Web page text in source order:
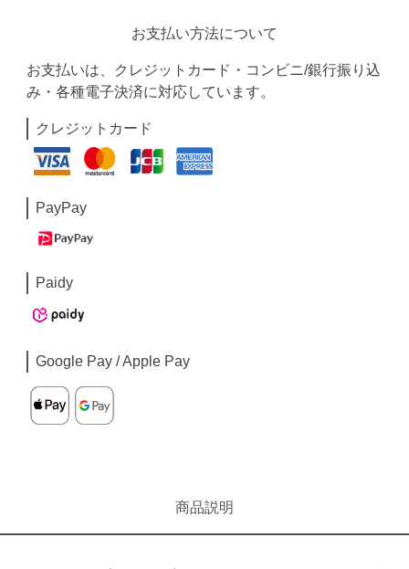
お支払い方法について
お支払いは、クレジットカード・コンビニ/銀行振り込
み・各種電子決済に対応しています。
クレジットカード
PayPay
Paidy
Google Pay / Apple Pay
商品説明